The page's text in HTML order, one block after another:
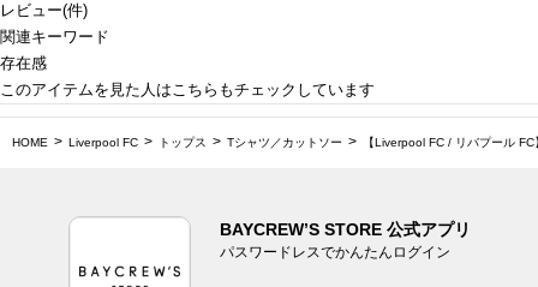
レビュー(件)
関連キーワード
存在感
このアイテムを見た人はこちらもチェックしています
HOME Liverpool FC トップス Tシャツ／カットソー 【Liverpool FC / リバプール
BAYCREW’S STORE 公式アプリ
パスワードレスでかんたんログイン